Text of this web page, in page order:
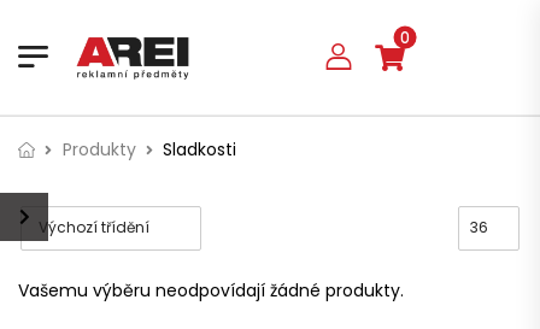
0
Produkty Sladkosti
Vašemu výběru neodpovídají žádné produkty.